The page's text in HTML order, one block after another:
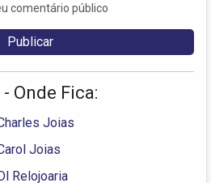
comentário público
Onde Fica:
Joias
Joias
Relojoaria